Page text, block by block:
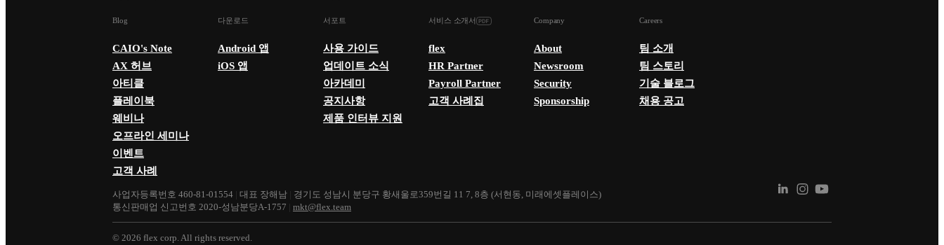
Blog
CAIO's Note
AX 허브
아티클
플레이북
웨비나
오프라인 세미나
이벤트
고객 사례
다운로드
Android 앱
iOS 앱
서포트
사용 가이드
업데이트 소식
아카데미
공지사항
제품 인터뷰 지원
서비스 소개서
flex
HR Partner
Payroll Partner
고객 사례집
Company
About
Newsroom
Security
Sponsorship
Careers
팀 소개
팀 스토리
기술 블로그
채용 공고
사업자등록번호 460-81-01554 대표 장해남
경기도 성남시 분당구 황새울로359번길 11 7, 8층 (서현동, 미래에셋플레이스)
통신판매업 신고번호 2020-성남분당A-1757
mkt@flex.team
© 2026 flex corp. All rights reserved.